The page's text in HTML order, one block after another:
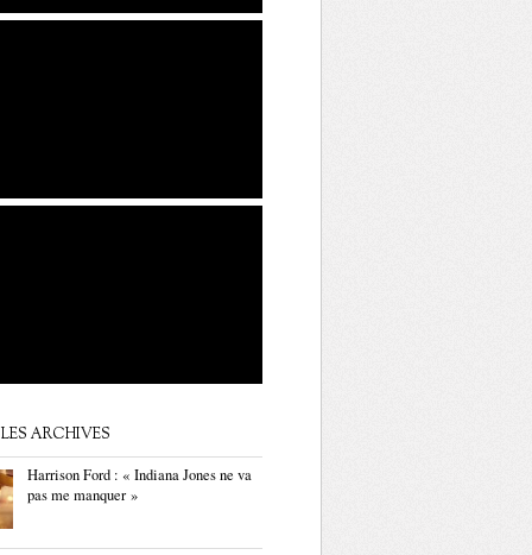
ARCHIVES
Harrison Ford : « Indiana Jones ne va
pas me manquer »